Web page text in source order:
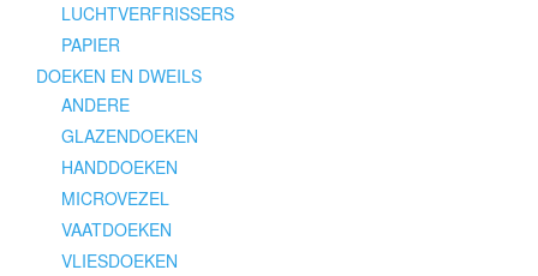
LUCHTVERFRISSERS
PAPIER
DOEKEN EN DWEILS
ANDERE
GLAZENDOEKEN
HANDDOEKEN
MICROVEZEL
VAATDOEKEN
VLIESDOEKEN